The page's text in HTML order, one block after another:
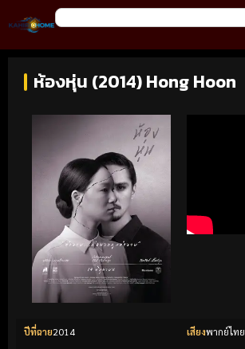
ห้องหุ่น (2014) Hong Hoon
ปีที่ฉาย2014 เสียงพากย์ไทย